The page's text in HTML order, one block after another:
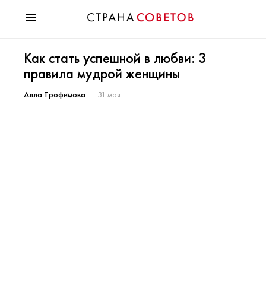
Мода
Звезды
Гороскопы
Как стать успешной в любви: 3
правила мудрой женщины
Алла Трофимова 31 мая